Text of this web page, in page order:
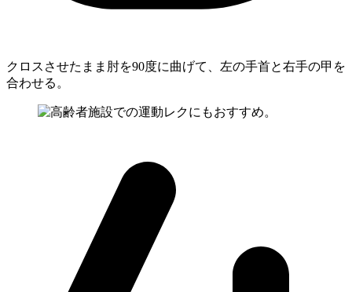
クロスさせたまま肘を90度に曲げて、左の手首と右手の甲を
合わせる。